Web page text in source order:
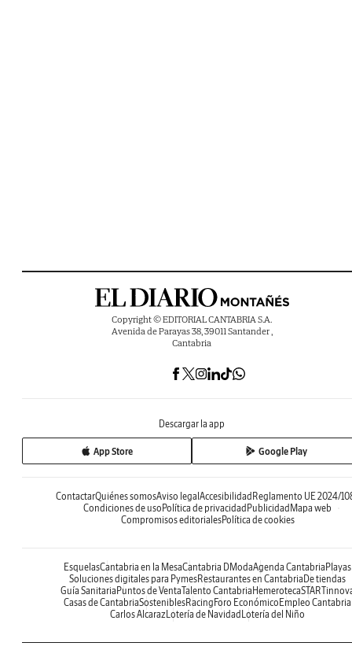
Copyright © EDITORIAL CANTABRIA S.A.
Avenida de Parayas 38, 39011 Santander ,
Cantabria
Descargar la app
App Store Google Play
ContactarQuiénes somosAviso legal Accesibilidad Reglamento UE 2024/
Condiciones de uso Política de privacidad Publicidad Mapa web
Compromisos editorialesPolítica de cookies
EsquelasCantabria en la MesaCantabria DModaAgenda Cantabria Playas
Soluciones digitales para PymesRestaurantes en Cantabria De tiendas
Guía Sanitaria Puntos de VentaTalento Cantabria Hemeroteca
Casas de CantabriaSosteniblesRacing Foro Económico Empleo Cantabria
Carlos AlcarazLotería de Navidad Lotería del Niño